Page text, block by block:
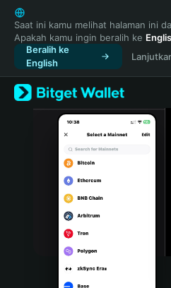
English
日本語
Tiếng Việt
Русский
Español (Latinoamérica)
Türkçe
Italiano
Português (Portugal)
Bahasa Indonesia
Saat ini kamu melihat halaman ini
Apakah kamu ingin beralih ke
Beralih ke
English